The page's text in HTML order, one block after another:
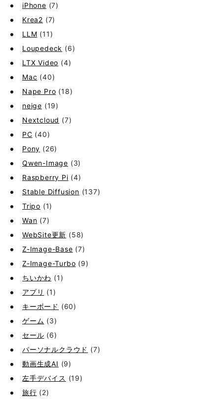
iPhone (7)
Krea2 (7)
LLM (11)
Loupedeck (6)
LTX Video (4)
Mac (40)
Nape Pro (18)
neige (19)
Nextcloud (7)
PC (40)
Pony (26)
Qwen-Image (3)
Raspberry Pi (4)
Stable Diffusion (137)
Tripo (1)
Wan (7)
WebSite更新 (58)
Z-Image-Base (7)
Z-Image-Turbo (9)
ちいかわ (1)
アプリ (1)
キーボード (60)
ゲーム (3)
セール (6)
パーソナルクラウド (7)
動画生成AI (9)
左手デバイス (19)
旅行 (2)